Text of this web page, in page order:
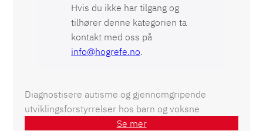
Hvis du ikke har tilgang og
tilhører denne kategorien ta
kontakt med oss på
info@hogrefe.no.
Diagnostisere autisme og gjennomgripende
utviklingsforstyrrelser hos barn og voksne
Se mer